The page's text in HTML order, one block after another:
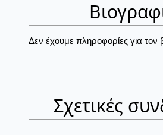
Δεν έχουμε πληροφορίες για τον
Σχετικές